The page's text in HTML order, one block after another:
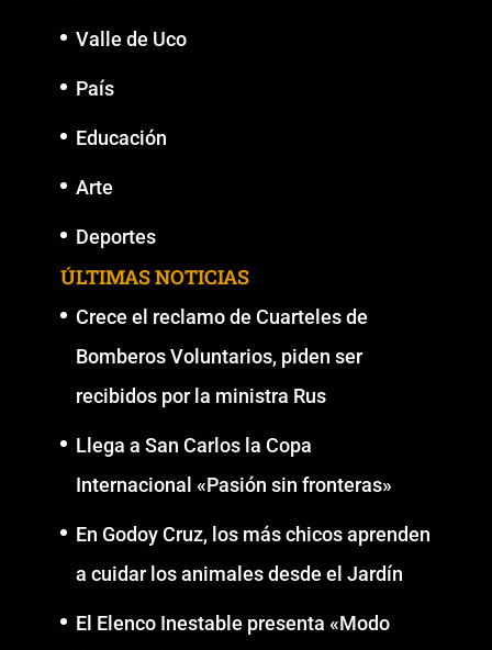
Valle de Uco
País
Educación
Arte
Deportes
ÚLTIMAS NOTICIAS
Crece el reclamo de Cuarteles de
Bomberos Voluntarios, piden ser
recibidos por la ministra Rus
Llega a San Carlos la Copa
Internacional «Pasión sin fronteras»
En Godoy Cruz, los más chicos aprenden
a cuidar los animales desde el Jardín
El Elenco Inestable presenta «Modo